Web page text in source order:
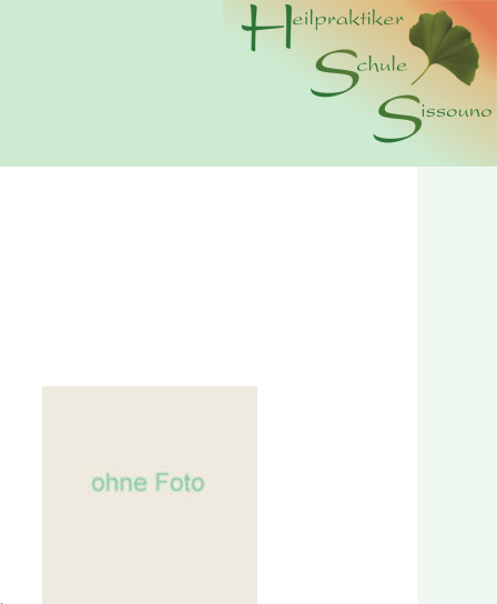
wir Cookies. Durch die weitere Nutzung der Webseite